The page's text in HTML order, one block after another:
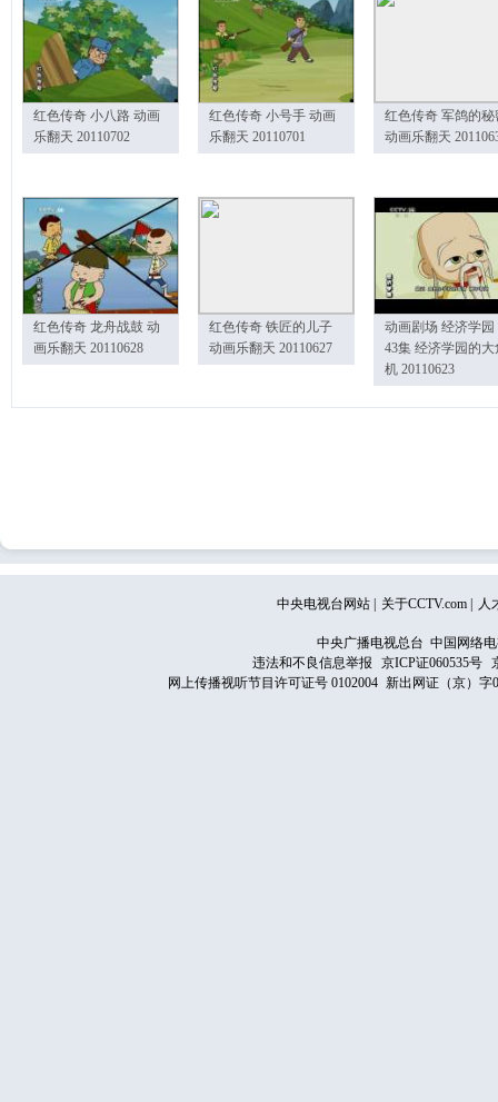
红色传奇 小八路 动画
乐翻天 20110702
红色传奇 小号手 动画
乐翻天 20110701
红色传奇 军鸽的秘
动画乐翻天
红色传奇 龙舟战鼓 动
画乐翻天 20110628
红色传奇 铁匠的儿子
动画乐翻天 20110627
动画剧场 经济学园
43集 经济学园的大
机 20110623
中央电视台网站 关于CCTV.com 人
中央广播电视总台 中国网络
违法和不良信息举报
京ICP证060535号
网上传播视听节目许可证号 0102004 新出网证（京）